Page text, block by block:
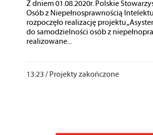
Z dniem 01.08.2020r. Polskie
Osób z Niepełnosprawnością
rozpoczęło realizację projektu
do samodzielności osób z
realizowane...
13:23 / Projekty zakończone